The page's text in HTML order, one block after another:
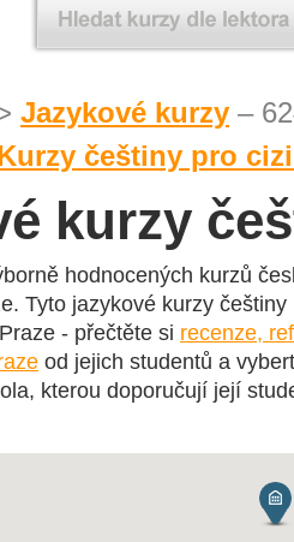
Jazykové kurzy –
češtiny pro
kurzy
hodnocených kurzů
Tyto jazykové kurzy
- přečtěte si recenze,
od jejich studentů a
kterou doporučují její